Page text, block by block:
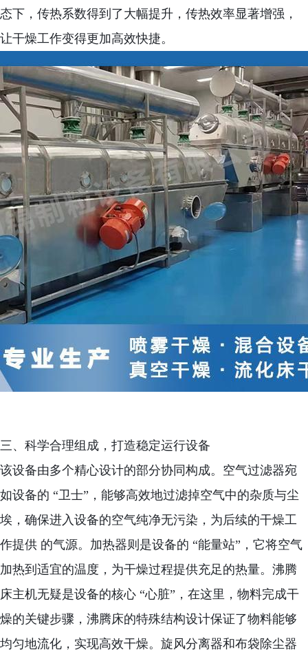
态下，传热系数得到了大幅提升，传热效率显著增强，
让干燥工作变得更加高效快捷。
三、科学合理组成，打造稳定运行设备
该设备由多个精心设计的部分协同构成。空气过滤器宛
如设备的 “卫士”，能够高效地过滤掉空气中的杂质与尘
埃，确保进入设备的空气纯净无污染，为后续的干燥工
作提供 的气源。加热器则是设备的 “能量站”，它将空气
加热到适宜的温度，为干燥过程提供充足的热量。沸腾
床主机无疑是设备的核心 “心脏”，在这里，物料完成干
燥的关键步骤，沸腾床的特殊结构设计保证了物料能够
均匀地流化，实现高效干燥。旋风分离器和布袋除尘器